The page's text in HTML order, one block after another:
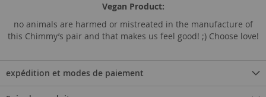
Vegan Product:
no animals are harmed or mistreated in the manufacture of
this Chimmy’s pair and that makes us feel good! ;) Choose love!
expédition et modes de paiement